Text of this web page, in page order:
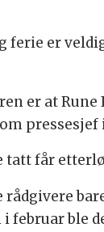
ferie er
er at
tatt får
rådgivere
februar ble